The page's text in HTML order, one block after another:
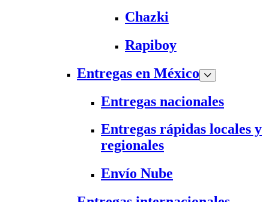
Chazki
Rapiboy
Entregas en México
Entregas nacionales
Entregas rápidas locales y
regionales
Envío Nube